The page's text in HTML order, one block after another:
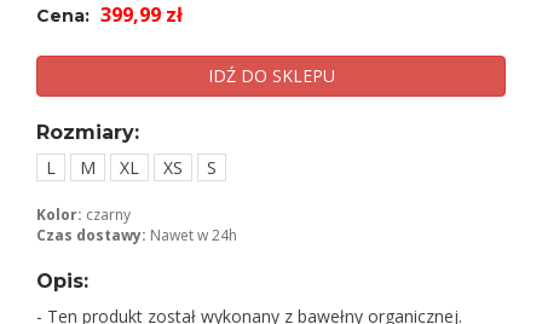
Cena: 399,99 zł
IDŹ DO SKLEPU
Rozmiary:
L
M XL XS S
Kolor: czarny
Czas dostawy: Nawet w 24h
Opis:
- Ten produkt został wykonany z bawełny organicznej.